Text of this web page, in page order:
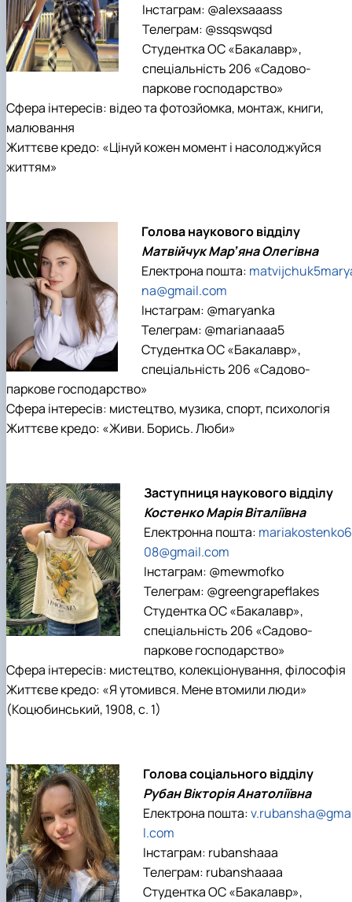
Інстаграм: @alexsaaass
Телеграм: @ssqswqsd
Студентка ОС «Бакалавр»,
спеціальність 206 «Садово-
паркове господарство»
Сфера інтересів: відео та фотозйомка, монтаж, книги,
малювання
Життєве кредо: «Цінуй кожен момент і насолоджуйся
життям»
Голова наукового відділу
Матвійчук Марʼяна Олегівна
Електрона пошта:
na@gmail.com
Інстаграм: @maryanka
Телеграм: @marianaaa5
Студентка ОС «Бакалавр»,
спеціальність 206 «Садово-
паркове господарство»
Сфера інтересів: мистецтво, музика, спорт, психологія
Життєве кредо: «Живи. Борись. Люби»
Заступниця наукового відділу
Костенко Марія Віталіївна
Електронна пошта: mariakostenko6
08@gmail.com
Інстаграм: @mewmofko
Телеграм: @greengrapeflakes
Студентка ОС «Бакалавр»,
спеціальність 206 «Садово-
паркове господарство»
Сфера інтересів: мистецтво, колекціонування, філософія
Життєве кредо: «Я утомився. Мене втомили люди»
(Коцюбинський, 1908, с. 1)
Голова соціального відділу
Рубан Вікторія Анатоліївна
Електрона пошта:
l.com
Інстаграм: rubanshaaa
Телеграм: rubanshaaaa
Студентка ОС «Бакалавр»,